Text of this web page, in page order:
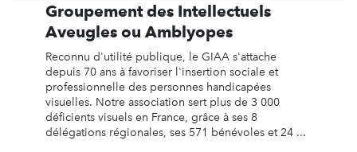
Groupement des Intellectuels
Aveugles ou Amblyopes
Reconnu d'utilité publique, le GIAA s'attache
depuis 70 ans à favoriser l'insertion sociale et
professionnelle des personnes handicapées
visuelles. Notre association sert plus de 3 000
déficients visuels en France, grâce à ses 8
délégations régionales, ses 571 bénévoles et 24 ...